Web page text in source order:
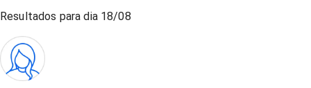
Resultados para dia 18/08